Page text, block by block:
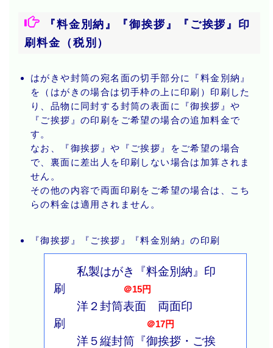
『料金別納』『御挨拶』『ご挨拶』印
刷料金（税別）
はがきや封筒の宛名面の切手部分に『料金別納』
を（はがきの場合は切手枠の上に印刷）印刷した
り、品物に同封する封筒の表面に『御挨拶』や
『ご挨拶』の印刷をご希望の場合の追加料金で
す。
なお、『御挨拶』や『ご挨拶』をご希望の場合
で、裏面に差出人を印刷しない場合は加算されま
せん。
その他の内容で両面印刷をご希望の場合は、こち
らの料金は適用されません。
『御挨拶』『ご挨拶』『料金別納』の印刷
私製はがき『料金別納』印
刷
＠15円
洋２封筒表面 両面印
刷
＠17円
洋５縦封筒『御挨拶・ご挨